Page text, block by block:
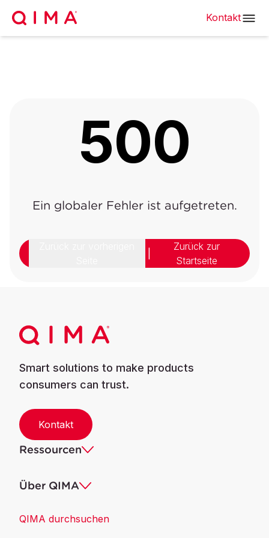
Kontakt
500
Ein globaler Fehler ist aufgetreten.
Zurück zur
Startseite
Smart solutions to make products
consumers can trust.
Kontakt
Ressourcen
Über QIMA
QIMA durchsuchen